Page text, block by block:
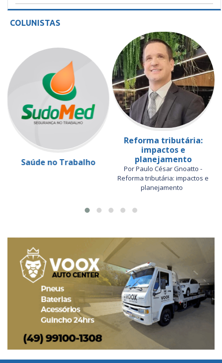
COLUNISTAS
Saúde no Trabalho
Reforma tributária:
impactos e
planejamento
Por Paulo César Gnoatto -
Reforma tributária: impactos e
planejamento